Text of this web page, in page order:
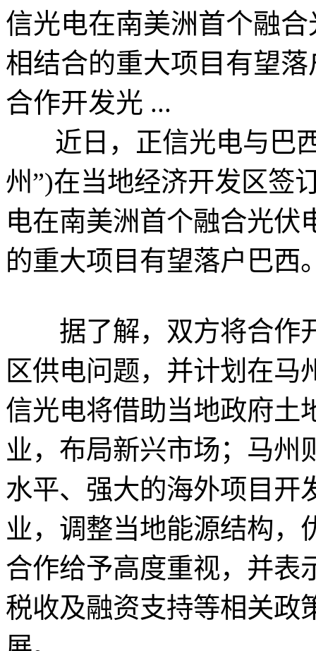
信光电在南美洲首个融
相结合的重大项目有望
合作开发光 ...
近日，正信光电与巴西
州”)在当地经济开发区签
电在南美洲首个融合光伏
的重大项目有望落户巴西
据了解，双方将合作
区供电问题，并计划在
信光电将借助当地政府土
业，布局新兴市场；马州
水平、强大的海外项目开
业，调整当地能源结构，
合作给予高度重视，并表
税收及融资支持等相关政